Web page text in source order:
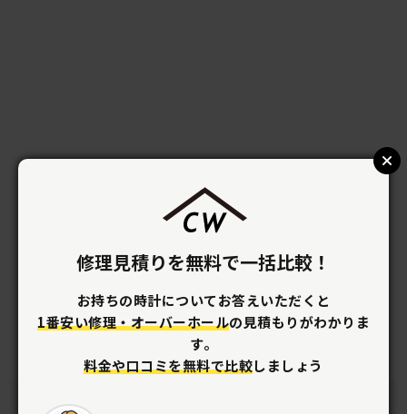
オーバーホールをご検討の方へ
クラフトワーカーズなら全国どこからでも
安心して依頼ができます。
修理見積りを無料で一括比較！
お持ちの時計についてお答えいただくと
1番安い修理・オーバーホールの見積もりがわかりま
す。
料金や口コミを無料で比較しましょう